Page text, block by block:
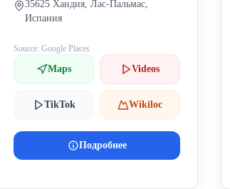
35625 Хандия, Лас-Пальмас,
Испания
Source: Google Places
Maps Videos
TikTok Wikiloc
Подробнее